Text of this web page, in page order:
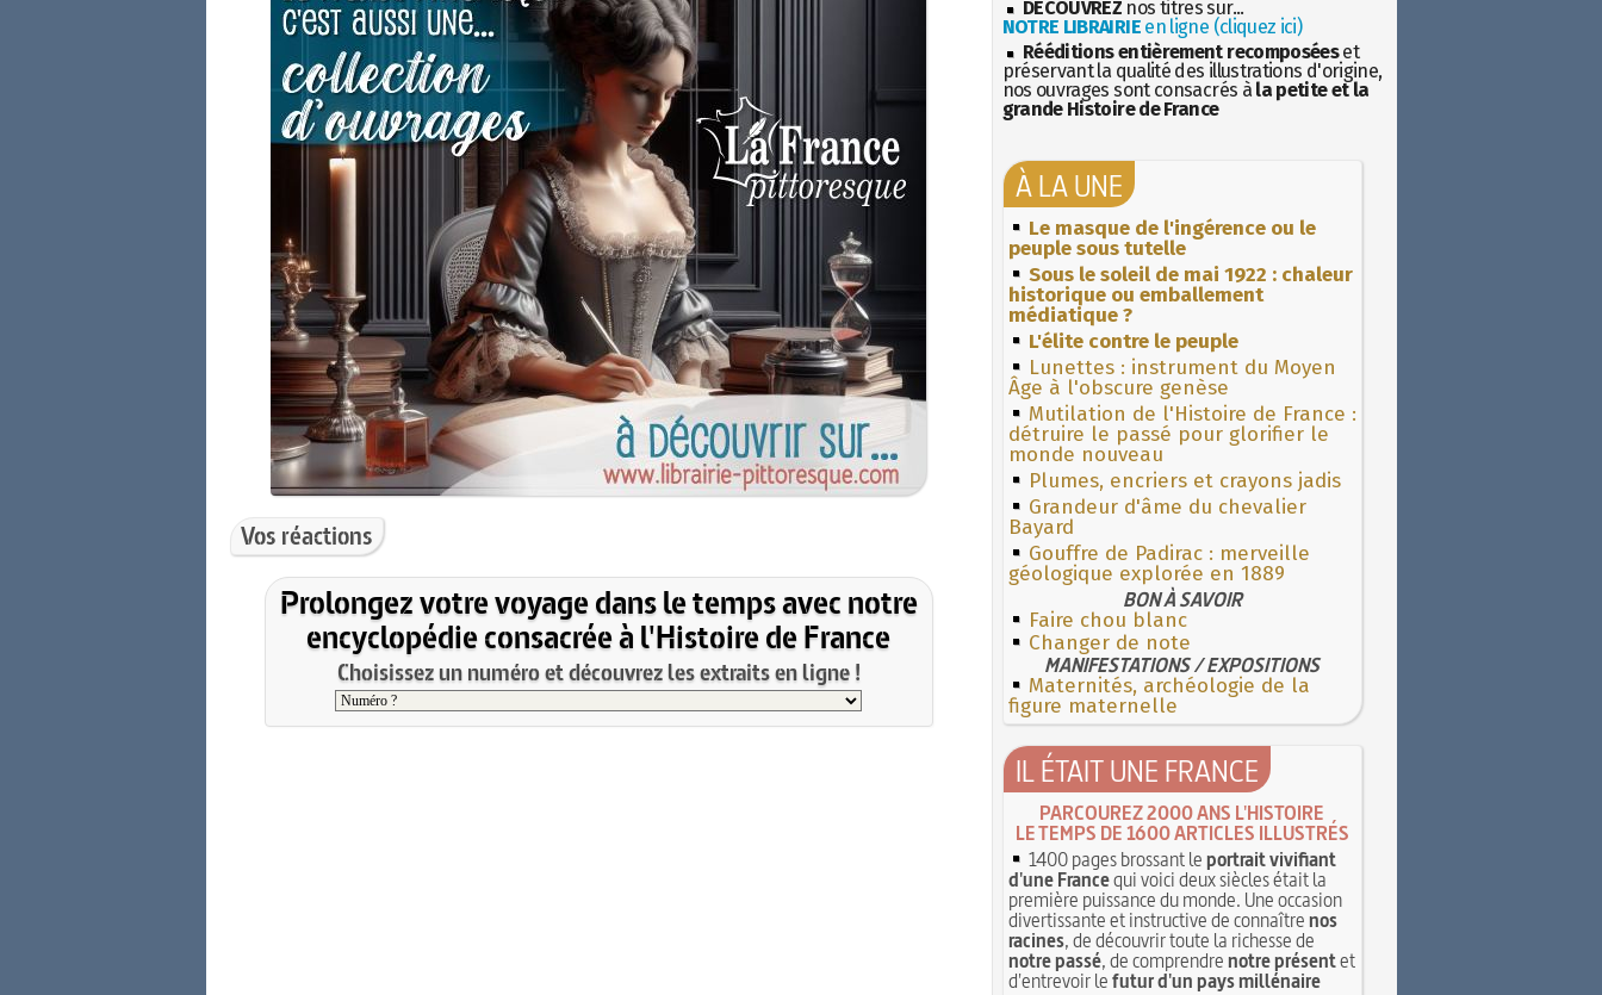
Vos réactions
Prolongez votre voyage dans le temps avec notre
encyclopédie consacrée à l'Histoire de France
Choisissez un numéro et découvrez les extraits en ligne !
DÉCOUVREZ nos titres sur...
NOTRE LIBRAIRIEen ligne (cliquez ici)
Rééditions entièrement recomposéeset
préservant la qualité des illustrations d'origine,
nos ouvrages sont consacrés à la petite et la
grande Histoire de France
À LA UNE
Le masque de l'ingérence ou le
peuple sous tutelle
Sous le soleil de mai 1922 : chaleur
historique ou emballement
médiatique ?
L'élite contre le peuple
Lunettes : instrument du Moyen
Âge à l'obscure genèse
Mutilation de l'Histoire de France :
détruire le passé pour glorifier le
monde nouveau
Plumes, encriers et crayons jadis
Grandeur d'âme du chevalier
Bayard
Gouffre de Padirac : merveille
géologique explorée en 1889
BON À SAVOIR
Faire chou blanc
Changer de note
MANIFESTATIONS / EXPOSITIONS
Maternités, archéologie de la
figure maternelle
IL ÉTAIT UNE FRANCE
PARCOUREZ 2000 ANS L'HISTOIRE
LE TEMPS DE 1600 ARTICLES ILLUSTRÉS
1400 pages brossant leportrait vivifiant
d'une Francequi voici deux siècles était la
première puissance du monde. Une occasion
divertissante et instructive de connaîtrenos
racines, de découvrir toute la richesse de
notre passé, de comprendrenotre présentet
d'entrevoir lefutur d'un pays millénaire